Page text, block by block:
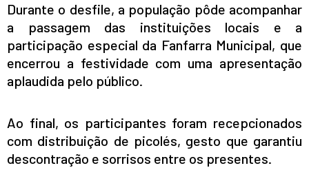
Durante o desfile, a população pôde acompanhar
a passagem das instituições locais e a
participação especial da Fanfarra Municipal, que
encerrou a festividade com uma apresentação
aplaudida pelo público.
Ao final, os participantes foram recepcionados
com distribuição de picolés, gesto que garantiu
descontração e sorrisos entre os presentes.